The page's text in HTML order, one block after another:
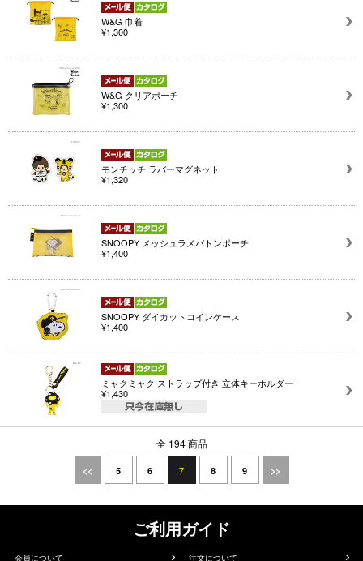
W&G 巾着
¥1,300
W&G クリアポーチ
¥1,300
モンチッチ ラバーマグネット
¥1,320
SNOOPY メッシュラメバトンポーチ
¥1,400
SNOOPY ダイカットコインケース
¥1,400
ミャクミャク ストラップ付き 立体キーホルダー
¥1,430
全 194 商品
<< 5 6 7 8 9 >>
ご利用ガイド
会員について 注文について